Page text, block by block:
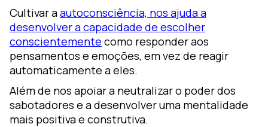
Cultivar aautoconsciência, nos ajuda a
desenvolver a capacidade de escolher
conscientemente como responder aos
pensamentos e emoções, em vez de reagir
automaticamente a eles.
Além de nos apoiar a neutralizar o poder dos
sabotadores e a desenvolver uma mentalidade
mais positiva e construtiva.